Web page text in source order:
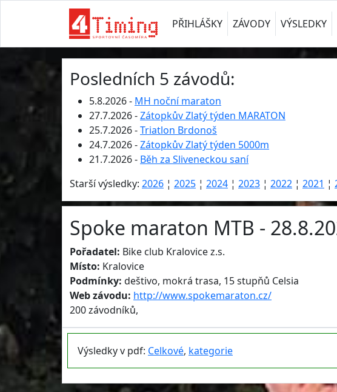
PŘIHLÁŠKY ZÁVODY VÝSLEDKY
Posledních 5 závodů:
5.8.2026 - MH noční maraton
27.7.2026 -Zátopkův Zlatý týden MARATON
25.7.2026 -Triatlon Brdonoš
24.7.2026 -Zátopkův Zlatý týden 5000m
21.7.2026 - Běh za Sliveneckou saní
Starší výsledky: 2026 ¦ 2025 ¦ 2024 ¦ 2023 ¦ 2022 ¦ 2021 ¦
Spoke maraton MTB -
Pořadatel: Bike club Kralovice z.s.
Místo: Kralovice
Podmínky: deštivo, mokrá trasa, 15 stupňů Celsia
Web závodu: http://www.spokemaraton.cz/
200 závodníků,
Výsledky v pdf: Celkové, kategorie